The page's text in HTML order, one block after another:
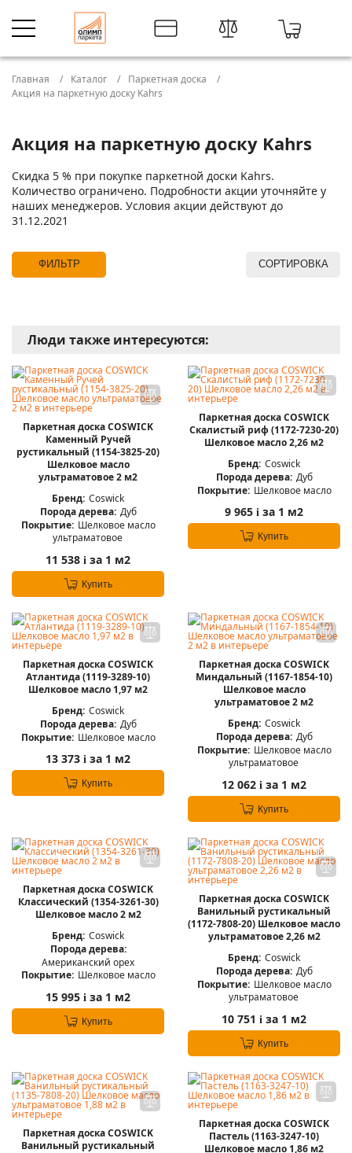
Главная Каталог
Паркетная доска
Акция на паркетную доску Kahrs
Акция на паркетную доску Kahrs
Скидка 5 % при покупке паркетной доски Kahrs.
Количество ограничено. Подробности акции уточняйте у
наших менеджеров. Условия акции действуют до
31.12.2021
ФИЛЬТР СОРТИРОВКА
Люди также интересуются:
Паркетная доска COSWICK
Каменный Ручей
рустикальный (1154-3825-20)
Шелковое масло
ультраматовое 2 м2
Бренд: Coswick
Порода дерева: Дуб
Покрытие: Шелковое масло
ультраматовое
11 538 i за 1 м2
Купить
Паркетная доска COSWICK
Скалистый риф (1172-7230-20)
Шелковое масло 2,26 м2
Бренд: Coswick
Порода дерева: Дуб
Покрытие: Шелковое масло
9 965 i за 1 м2
Купить
Паркетная доска COSWICK
Атлантида (1119-3289-10)
Шелковое масло 1,97 м2
Бренд: Coswick
Порода дерева: Дуб
Покрытие: Шелковое масло
13 373 i за 1 м2
Купить
Паркетная доска COSWICK
Миндальный (1167-1854-10)
Шелковое масло
ультраматовое 2 м2
Бренд: Coswick
Порода дерева: Дуб
Покрытие: Шелковое масло
ультраматовое
12 062 i за 1 м2
Купить
Паркетная доска COSWICK
Классический (1354-3261-30)
Шелковое масло 2 м2
Бренд: Coswick
Порода дерева:
Американский орех
Покрытие: Шелковое масло
15 995 i за 1 м2
Купить
Паркетная доска COSWICK
Ванильный рустикальный
(1172-7808-20) Шелковое масло
ультраматовое 2,26 м2
Бренд: Coswick
Порода дерева: Дуб
Покрытие: Шелковое масло
ультраматовое
10 751 i за 1 м2
Купить
Паркетная доска COSWICK
Ванильный рустикальный
Паркетная доска COSWICK
Пастель (1163-3247-10)
Шелковое масло 1,86 м2